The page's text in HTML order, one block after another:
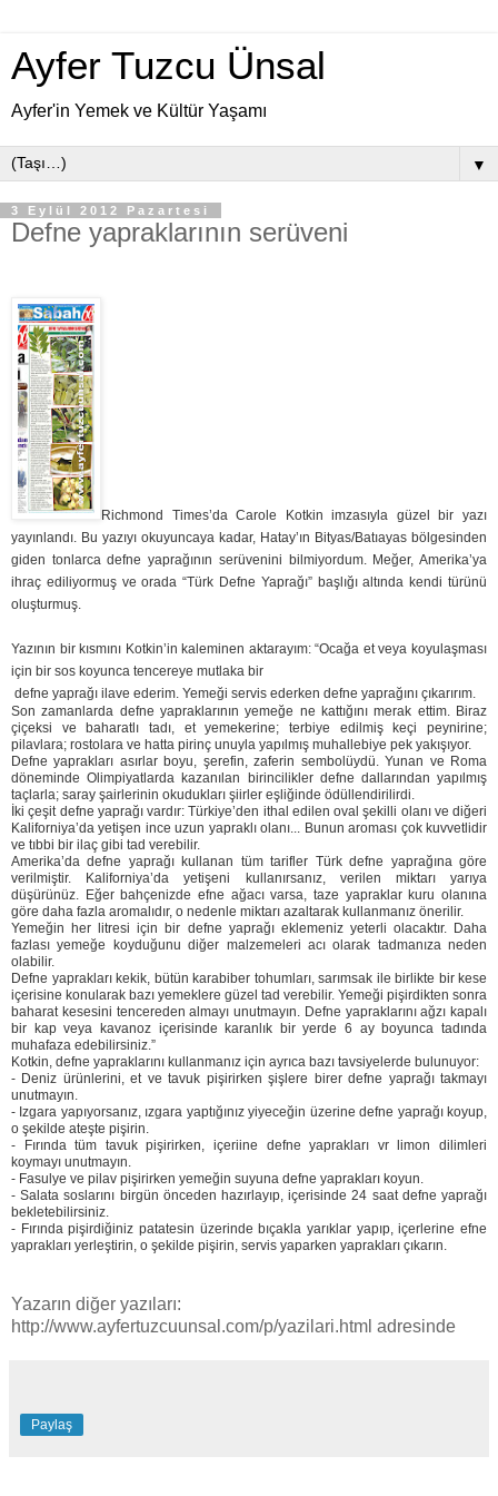
Ayfer Tuzcu Ünsal
Ayfer'in Yemek ve Kültür Yaşamı
▼
3 Eylül 2012 Pazartesi
Defne yapraklarının serüveni
Richmond Times’da Carole Kotkin imzasıyla güzel bir yazı
yayınlandı. Bu yazıyı okuyuncaya kadar, Hatay’ın Bityas/Batıayas bölgesinden
giden tonlarca defne yaprağının serüvenini bilmiyordum. Meğer, Amerika’ya
ihraç ediliyormuş ve orada “Türk Defne Yaprağı” başlığı altında kendi türünü
oluşturmuş.
Yazının bir kısmını Kotkin’in kaleminen aktarayım: “Ocağa et veya koyulaşması
için bir sos koyunca tencereye mutlaka bir
defne yaprağı ilave ederim. Yemeği servis ederken defne yaprağını çıkarırım.
Son zamanlarda defne yapraklarının yemeğe ne kattığını merak ettim. Biraz
çiçeksi ve baharatlı tadı, et yemekerine; terbiye edilmiş keçi peynirine;
pilavlara; rostolara ve hatta pirinç unuyla yapılmış muhallebiye pek yakışıyor.
Defne yaprakları asırlar boyu, şerefin, zaferin sembolüydü. Yunan ve Roma
döneminde Olimpiyatlarda kazanılan birincilikler defne dallarından yapılmış
taçlarla; saray şairlerinin okudukları şiirler eşliğinde ödüllendirilirdi.
İki çeşit defne yaprağı vardır: Türkiye’den ithal edilen oval şekilli olanı ve diğeri
Kaliforniya’da yetişen ince uzun yapraklı olanı... Bunun aroması çok kuvvetlidir
ve tıbbi bir ilaç gibi tad verebilir.
Amerika’da defne yaprağı kullanan tüm tarifler Türk defne yaprağına göre
verilmiştir. Kaliforniya’da yetişeni kullanırsanız, verilen miktarı yarıya
düşürünüz. Eğer bahçenizde efne ağacı varsa, taze yapraklar kuru olanına
göre daha fazla aromalıdır, o nedenle miktarı azaltarak kullanmanız önerilir.
Yemeğin her litresi için bir defne yaprağı eklemeniz yeterli olacaktır. Daha
fazlası yemeğe koyduğunu diğer malzemeleri acı olarak tadmanıza neden
olabilir.
Defne yaprakları kekik, bütün karabiber tohumları, sarımsak ile birlikte bir kese
içerisine konularak bazı yemeklere güzel tad verebilir. Yemeği pişirdikten sonra
baharat kesesini tencereden almayı unutmayın. Defne yapraklarını ağzı kapalı
bir kap veya kavanoz içerisinde karanlık bir yerde 6 ay boyunca tadında
muhafaza edebilirsiniz.”
Kotkin, defne yapraklarını kullanmanız için ayrıca bazı tavsiyelerde bulunuyor:
- Deniz ürünlerini, et ve tavuk pişirirken şişlere birer defne yaprağı takmayı
unutmayın.
- Izgara yapıyorsanız, ızgara yaptığınız yiyeceğin üzerine defne yaprağı koyup,
o şekilde ateşte pişirin.
- Fırında tüm tavuk pişirirken, içeriine defne yaprakları vr limon dilimleri
koymayı unutmayın.
- Fasulye ve pilav pişirirken yemeğin suyuna defne yaprakları koyun.
- Salata soslarını birgün önceden hazırlayıp, içerisinde 24 saat defne yaprağı
bekletebilirsiniz.
- Fırında pişirdiğiniz patatesin üzerinde bıçakla yarıklar yapıp, içerlerine efne
yaprakları yerleştirin, o şekilde pişirin, servis yaparken yaprakları çıkarın.
Yazarın diğer yazıları:
http://www.ayfertuzcuunsal.com/p/yazilari.html adresinde
Paylaş